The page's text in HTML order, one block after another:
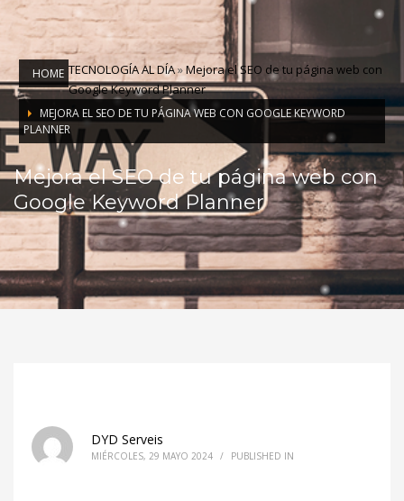
HOME TECNOLOGÍA AL DÍA»Mejora el SEO de tu página web con
Google Keyword Planner
MEJORA EL SEO DE TU PÁGINA WEB CON GOOGLE KEYWORD
PLANNER
Mejora el SEO de tu página web con
Google Keyword Planner
DYD Serveis
MIÉRCOLES, 29 MAYO 2024 / PUBLISHED IN